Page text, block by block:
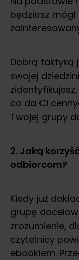
będziesz
Dobrą taktyką
swojej
co da Ci
Twojej grupy
2. Jaką
odbiorcom?
Kiedy już
grupę
zrozumienie,
czytelnicy
ebookiem.